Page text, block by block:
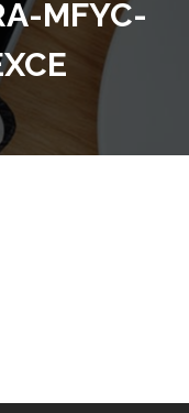
MFYC-